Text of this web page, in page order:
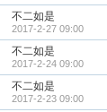
不二如是
2017-2-27 09:00
不二如是
2017-2-24 09:00
不二如是
2017-2-23 09:00